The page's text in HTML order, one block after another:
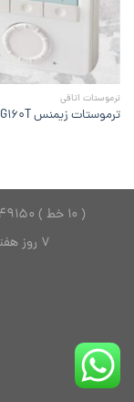
ترموستات اتاقی
ترموستات زیمنس RDG160T
( 10 خط ) 26749150 - 021 ---------------- 2624701 - 0921
7 روز هفته، 24 ساعته پاسخگوی شما هستیم.